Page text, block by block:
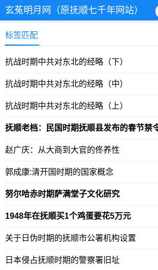
玄菟明月网（原抚顺七千年网站）
标签匹配
抗战时期中共对东北的经略（下）
抗战时期中共对东北的经略（中）
抗战时期中共对东北的经略（上）
抚顺老档：民国时期抚顺县发布的春节禁
赵广庆：从大商到大官的佟养性
郭成康:清开国时期的国家概念
努尔哈赤时期萨满堂子文化研究
1948年在抚顺买1个鸡蛋要花5万元
关于日伪时期的抚顺市公署机构设置
日本侵占抚顺时期的警察署旧址